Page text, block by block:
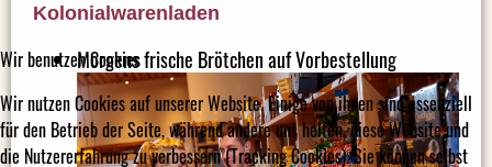
Kolonialwarenladen
Morgens frische Brötchen auf Vorbestellung
Wir benutzen Cookies
Wir nutzen Cookies auf unserer Website. Einige von ihnen sind essenziell
für den Betrieb der Seite, während andere uns helfen, diese Website und
die Nutzererfahrung zu verbessern (Tracking Cookies). Sie können selbst